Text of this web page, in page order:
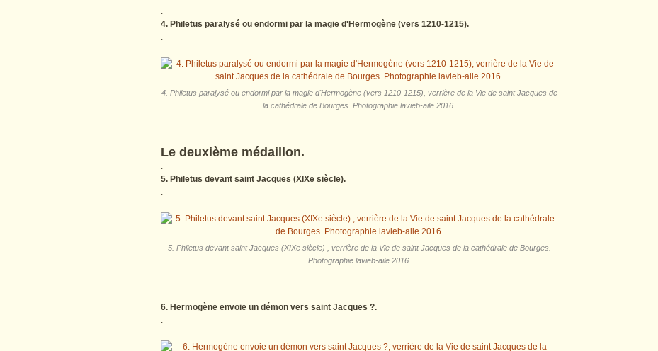
.
4. Philetus paralysé ou endormi par la magie d'Hermogène (vers 1210-1215).
.
4. Philetus paralysé ou endormi par la magie d'Hermogène (vers 1210-1215), verrière de la Vie de saint Jacques de
la cathédrale de Bourges. Photographie lavieb-aile 2016.
.
Le deuxième médaillon.
.
5. Philetus devant saint Jacques (XIXe siècle).
.
5. Philetus devant saint Jacques (XIXe siècle) , verrière de la Vie de saint Jacques de la cathédrale de Bourges.
Photographie lavieb-aile 2016.
.
6. Hermogène envoie un démon vers saint Jacques ?.
.